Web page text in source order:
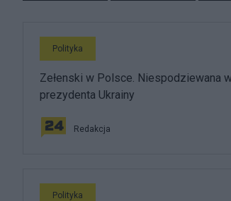
Polityka
Zełenski w Polsce. Niespodziewana
prezydenta Ukrainy
Redakcja
Polityka